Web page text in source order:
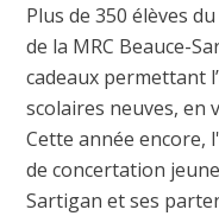
Plus de 350 élèves
de la MRC Beauce-
cadeaux permettant
scolaires neuves, en
Cette année encore,
de concertation
Sartigan et ses